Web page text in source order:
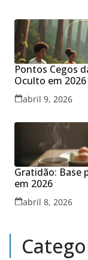
Pontos Cegos
Oculto em 2026
abril 9, 2026
Gratidão: Base
em 2026
abril 8, 2026